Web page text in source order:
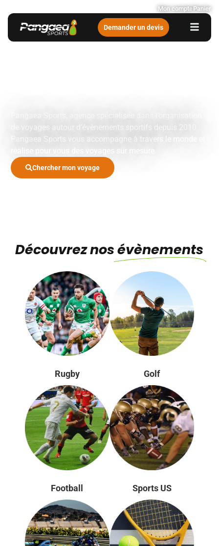
Mon compte Panier
Demander un devis
de voyages autour d’évènements sportifs depuis 2010.
Pangaea Sports vous accompagne à travers le monde et
réalise pour vous des voyages sur mesure.
Chercher mon voyage
Découvrez nos évènements
Rugby Golf
Football Sports US